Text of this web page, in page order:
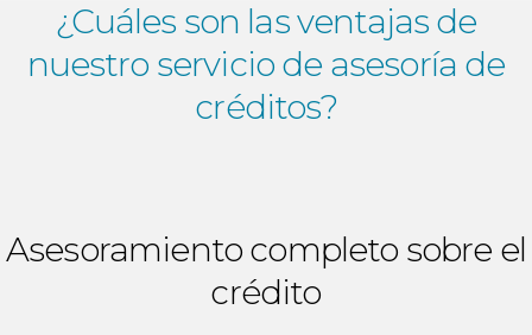
¿Cuáles son las ventajas de
nuestro servicio de asesoría de
créditos?
Asesoramiento completo sobre el
crédito